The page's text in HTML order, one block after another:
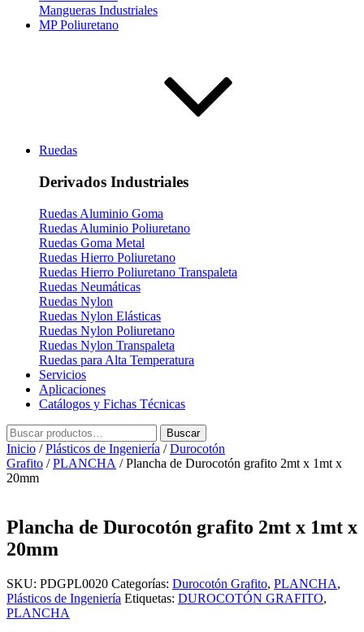
Mangueras Industriales
MP Poliuretano
Ruedas
Derivados Industriales
Ruedas Aluminio Goma
Ruedas Aluminio Poliuretano
Ruedas Goma Metal
Ruedas Hierro Poliuretano
Ruedas Hierro Poliuretano Transpaleta
Ruedas Neumáticas
Ruedas Nylon
Ruedas Nylon Elásticas
Ruedas Nylon Poliuretano
Ruedas Nylon Transpaleta
Ruedas para Alta Temperatura
Servicios
Aplicaciones
Catálogos y Fichas Técnicas
Buscar
por:
Buscar
Inicio /Plásticos de Ingeniería /Durocotón
Grafito /PLANCHA / Plancha de Durocotón grafito 2mt x 1mt x
20mm
Plancha de Durocotón grafito 2mt x 1mt x
20mm
SKU: PDGPL0020 Categorías: Durocotón Grafito, PLANCHA,
Plásticos de Ingeniería Etiquetas: DUROCOTÓN GRAFITO,
PLANCHA